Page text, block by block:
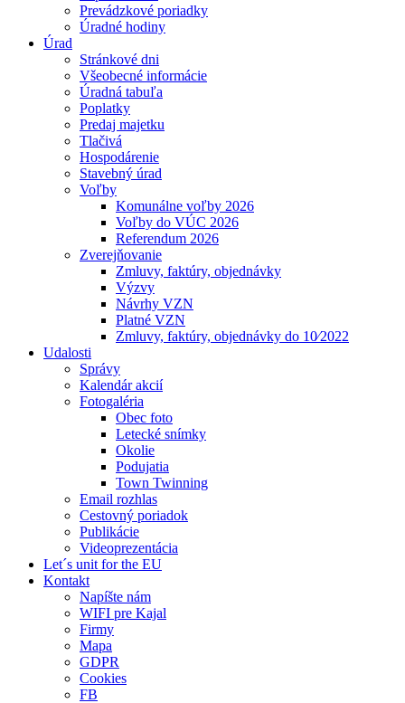
Prevádzkové poriadky
Úradné hodiny
Úrad
Stránkové dni
Všeobecné informácie
Úradná tabuľa
Poplatky
Predaj majetku
Tlačivá
Hospodárenie
Stavebný úrad
Voľby
Komunálne voľby 2026
Voľby do VÚC 2026
Referendum 2026
Zverejňovanie
Zmluvy, faktúry, objednávky
Výzvy
Návrhy VZN
Platné VZN
Zmluvy, faktúry, objednávky do 10⁄2022
Udalosti
Správy
Kalendár akcií
Fotogaléria
Obec foto
Letecké snímky
Okolie
Podujatia
Town Twinning
Email rozhlas
Cestovný poriadok
Publikácie
Videoprezentácia
Let´s unit for the EU
Kontakt
Napíšte nám
WIFI pre Kajal
Firmy
Mapa
GDPR
Cookies
FB